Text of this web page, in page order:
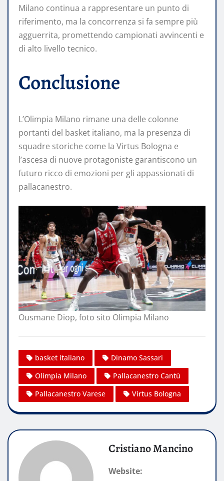
Milano continua a rappresentare un punto di
riferimento, ma la concorrenza si fa sempre più
agguerrita, promettendo campionati avvincenti e
di alto livello tecnico.
Conclusione
L’Olimpia Milano rimane una delle colonne
portanti del basket italiano, ma la presenza di
squadre storiche come la Virtus Bologna e
l’ascesa di nuove protagoniste garantiscono un
futuro ricco di emozioni per gli appassionati di
pallacanestro.
Ousmane Diop, foto sito Olimpia Milano
basket italiano
Dinamo Sassari
Olimpia Milano
Pallacanestro Cantù
Pallacanestro Varese
Virtus Bologna
Cristiano Mancino
Website: